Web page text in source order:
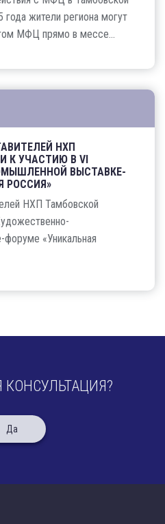
жители региона могут
МФЦ прямо в мессе...
НХП
К УЧАСТИЮ В VI
ВЫСТАВКЕ-
РОССИЯ»
НХП Тамбовской
«Уникальная
КОНСУЛЬТАЦИЯ?
Да